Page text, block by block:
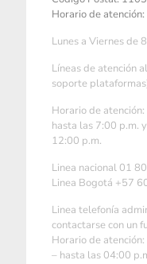
Horario de atención:
Lunes a Viernes de
Líneas de atención
soporte
Horario de
hasta las 7:00 p.m.
12:00 p.m.
Linea nacional 01
Linea Bogotá +57
Linea telefonía
contactarse con un
Horario de
– hasta las 04:00